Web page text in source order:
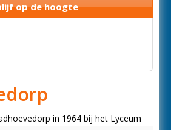
op de hoogte
in 1964 bij het Lyceum